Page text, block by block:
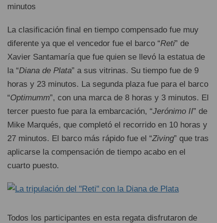
minutos
La clasificación final en tiempo compensado fue muy
diferente ya que el vencedor fue el barco “Reti” de
Xavier Santamaría que fue quien se llevó la estatua de
la “Diana de Plata” a sus vitrinas. Su tiempo fue de 9
horas y 23 minutos. La segunda plaza fue para el barco
“Optimumm”, con una marca de 8 horas y 3 minutos. El
tercer puesto fue para la embarcación, “Jerónimo II” de
Mike Marqués, que completó el recorrido en 10 horas y
27 minutos. El barco más rápido fue el “Ziving” que tras
aplicarse la compensación de tiempo acabo en el
cuarto puesto.
Todos los participantes en esta regata disfrutaron de